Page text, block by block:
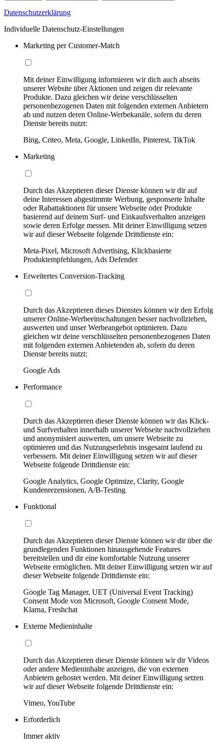
Datenschutzerklärung
Individuelle Datenschutz-Einstellungen
Marketing per Customer-Match
Mit deiner Einwilligung informieren wir dich auch abseits
unserer Website über Aktionen und zeigen dir relevante
Produkte. Dazu gleichen wir deine verschlüsselten
personenbezogenen Daten mit folgenden externen Anbietern
ab und nutzen deren Online-Werbekanäle, sofern du deren
Dienste bereits nutzt:
Bing, Criteo, Meta, Google, LinkedIn, Pinterest, TikTok
Marketing
Durch das Akzeptieren dieser Dienste können wir dir auf
deine Interessen abgestimmte Werbung, gesponserte Inhalte
oder Rabattaktionen für unsere Webseite oder Produkte
basierend auf deinem Surf- und Einkaufsverhalten anzeigen
sowie deren Erfolge messen. Mit deiner Einwilligung setzen
wir auf dieser Webseite folgende Drittdienste ein:
Meta-Pixel, Microsoft Advertising, Klickbasierte
Produktempfehlungen, Ads Defender
Erweitertes Conversion-Tracking
Durch das Akzeptieren dieses Dienstes können wir den Erfolg
unserer Online-Werbeeinschaltungen besser nachvollziehen,
auswerten und unser Werbeangebot optimieren. Dazu
gleichen wir deine verschlüsselten personenbezogenen Daten
mit folgenden externen Anbietenden ab, sofern du deren
Dienste bereits nutzt:
Google Ads
Performance
Durch das Akzeptieren dieser Dienste können wir das Klick-
und Surfverhalten innerhalb unserer Webseite nachvollziehen
und anonymisiert auswerten, um unsere Webseite zu
optimieren und das Nutzungserlebnis insgesamt laufend zu
verbessern. Mit deiner Einwilligung setzen wir auf dieser
Webseite folgende Drittdienste ein:
Google Analytics, Google Optimize, Clarity, Google
Kundenrezensionen, A/B-Testing
Funktional
Durch das Akzeptieren dieser Dienste können wir dir über die
grundlegenden Funktionen hinausgehende Features
bereitstellen und dir eine komfortable Nutzung unserer
Webseite ermöglichen. Mit deiner Einwilligung setzen wir auf
dieser Webseite folgende Drittdienste ein:
Google Tag Manager, UET (Universal Event Tracking)
Consent Mode von Microsoft, Google Consent Mode,
Klarna, Freshchat
Externe Medieninhalte
Durch das Akzeptieren dieser Dienste können wir dir Videos
oder andere Medieninhalte anzeigen, die von externen
Anbietern gehostet werden. Mit deiner Einwilligung setzen
wir auf dieser Webseite folgende Drittdienste ein:
Vimeo, YouTube
Erforderlich
Immer aktiv